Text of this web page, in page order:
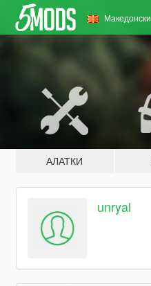
Македонски
АЛАТКИ
unryal